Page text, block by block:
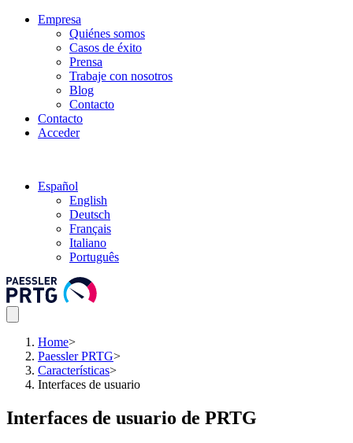
Empresa
Quiénes somos
Casos de éxito
Prensa
Trabaje con nosotros
Blog
Contacto
Contacto
Acceder
Español
English
Deutsch
Français
Italiano
Português
Home>
Paessler PRTG>
Características>
Interfaces de usuario
Interfaces de usuario de PRTG